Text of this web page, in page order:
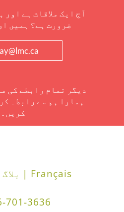
آج ایک ملاقات ہے اور
ضرورت ہے؟ ہمیں
دیگر تمام رابطے کی
ہمارا ہم سے رابطہ
کریں۔
Français |
701-3636